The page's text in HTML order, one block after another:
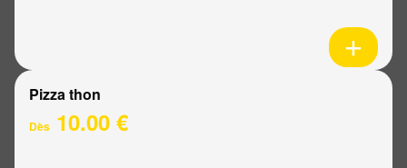
Pizza thon
Dès 10.00 €